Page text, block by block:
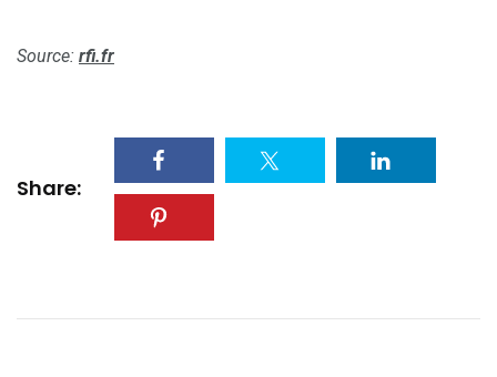
Source: rfi.fr
Share: